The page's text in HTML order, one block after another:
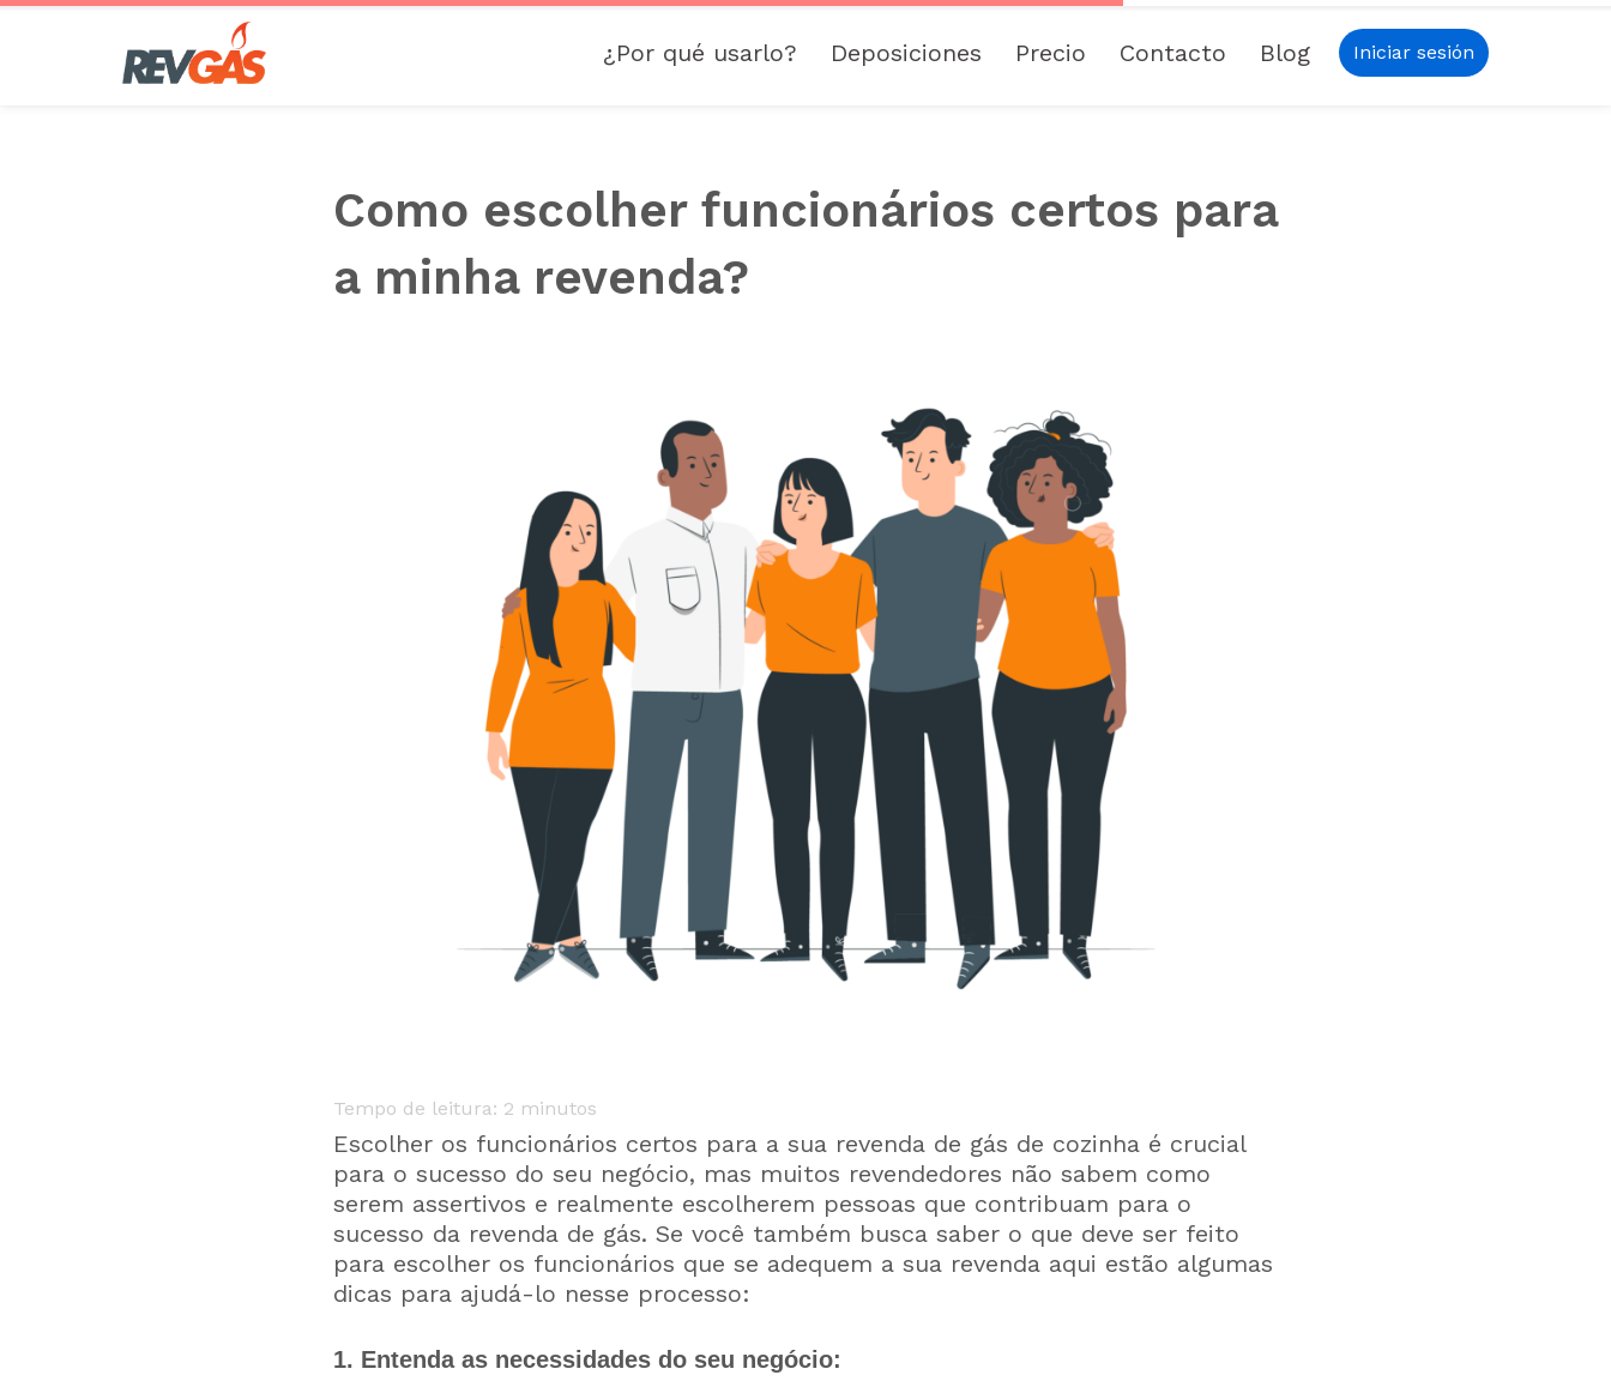
¿Por qué usarlo? Deposiciones Precio Contacto Blog Iniciar sesión
Como escolher funcionários certos para
a minha revenda?
Tempo de leitura: 2 minutos
Escolher os funcionários certos para a sua revenda de gás de cozinha é crucial
para o sucesso do seu negócio, mas muitos revendedores não sabem como
serem assertivos e realmente escolherem pessoas que contribuam para o
sucesso da revenda de gás. Se você também busca saber o que deve ser feito
para escolher os funcionários que se adequem a sua revenda aqui estão algumas
dicas para ajudá-lo nesse processo:
1. Entenda as necessidades do seu negócio: